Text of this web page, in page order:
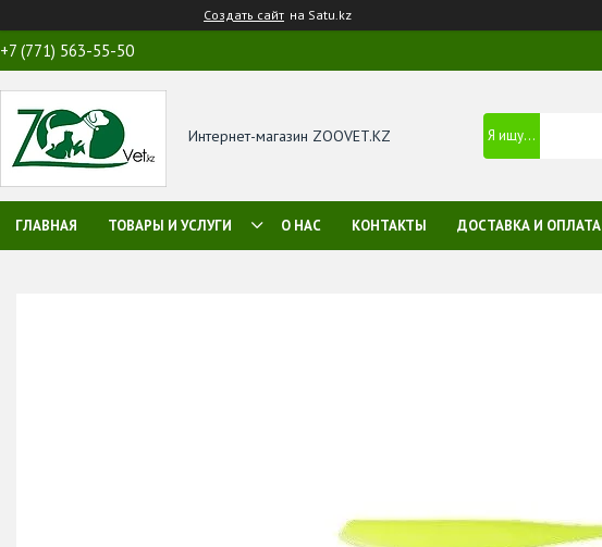
Создать сайт на Satu.kz
+7 (771) 563-55-50
Интернет-магазин ZOOVET.KZ
ГЛАВНАЯ ТОВАРЫ И УСЛУГИ О НАС КОНТАКТЫ ДОСТАВКА И ОПЛАТА